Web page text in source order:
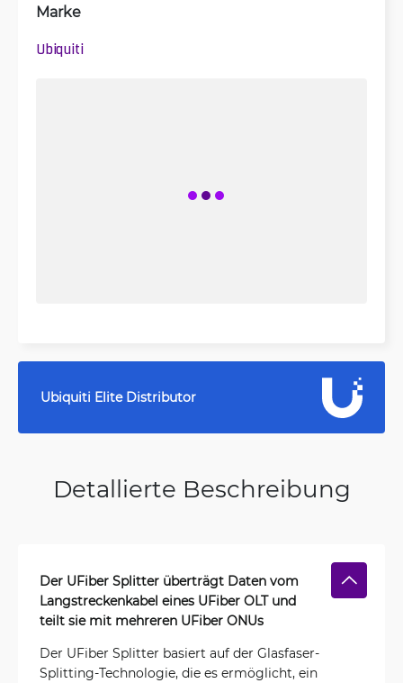
Marke
Ubiquiti
Ubiquiti Elite Distributor
Detallierte Beschreibung
Der UFiber Splitter überträgt Daten vom
Langstreckenkabel eines UFiber OLT und
teilt sie mit mehreren UFiber ONUs
Der UFiber Splitter basiert auf der Glasfaser-
Splitting-Technologie, die es ermöglicht, ein